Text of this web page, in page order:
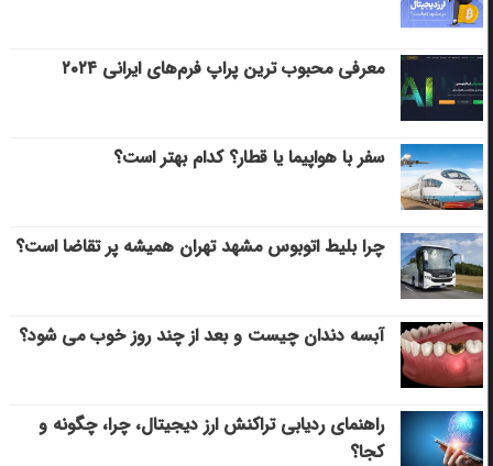
معرفی محبوب ترین پراپ فرم‌های ایرانی ۲۰۲۴
سفر با هواپیما یا قطار؟ کدام بهتر است؟
چرا بلیط اتوبوس مشهد تهران همیشه پر تقاضا است؟
آبسه دندان چیست و بعد از چند روز خوب می‌ شود؟
راهنمای ردیابی تراکنش ارز دیجیتال، چرا، چگونه و
کجا؟